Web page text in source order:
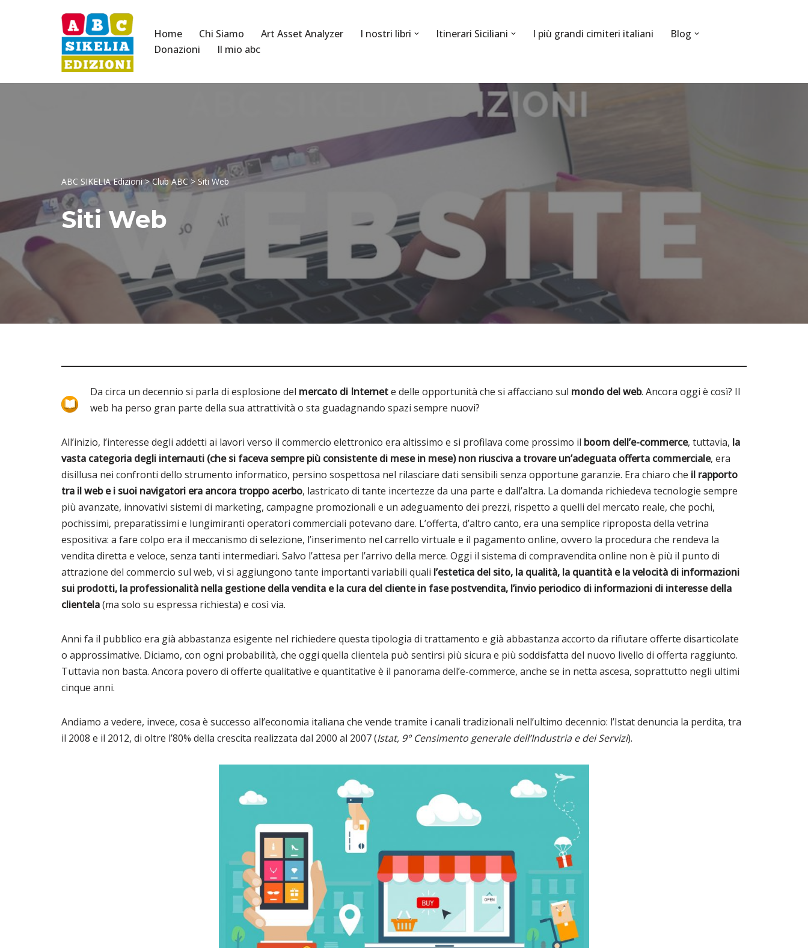
Home Chi Siamo Art Asset Analyzer I nostri libri Itinerari Siciliani I più grandi cimiteri italiani
Blog
Donazioni
Il mio abc
ABC SIKELIA Edizioni>Club ABC >Siti Web
Siti Web
Da circa un decennio si parla di esplosione del mercato di Internete delle opportunità che si affacciano sul mondo del web. Ancora oggi è così? Il
web ha perso gran parte della sua attrattività o sta guadagnando spazi sempre nuovi?
All’inizio, l’interesse degli addetti ai lavori verso il commercio elettronico era altissimo e si profilava come prossimo il boom dell’e-commerce, tuttavia, la
vasta categoria degli internauti (che si faceva sempre più consistente di mese in mese) non riusciva a trovare un’adeguata offerta commerciale, era
disillusa nei confronti dello strumento informatico, persino sospettosa nel rilasciare dati sensibili senza opportune garanzie. Era chiaro che il rapporto
tra il web e i suoi navigatori era ancora troppo acerbo, lastricato di tante incertezze da una parte e dall’altra. La domanda richiedeva tecnologie sempre
più avanzate, innovativi sistemi di marketing, campagne promozionali e un adeguamento dei prezzi, rispetto a quelli del mercato reale, che pochi,
pochissimi, preparatissimi e lungimiranti operatori commerciali potevano dare. L’offerta, d’altro canto, era una semplice riproposta della vetrina
espositiva: a fare colpo era il meccanismo di selezione, l’inserimento nel carrello virtuale e il pagamento online, ovvero la procedura che rendeva la
vendita diretta e veloce, senza tanti intermediari. Salvo l’attesa per l’arrivo della merce. Oggi il sistema di compravendita online non è più il punto di
attrazione del commercio sul web, vi si aggiungono tante importanti variabili quali l’estetica del sito, la qualità, la quantità e la velocità di informazioni
sui prodotti, la professionalità nella gestione della vendita e la cura del cliente in fase postvendita, l’invio periodico di informazioni di interesse della
clientela(ma solo su espressa richiesta) e così via.
Anni fa il pubblico era già abbastanza esigente nel richiedere questa tipologia di trattamento e già abbastanza accorto da rifiutare offerte disarticolate
o approssimative. Diciamo, con ogni probabilità, che oggi quella clientela può sentirsi più sicura e più soddisfatta del nuovo livello di offerta raggiunto.
Tuttavia non basta. Ancora povero di offerte qualitative e quantitative è il panorama dell’e-commerce, anche se in netta ascesa, soprattutto negli ultimi
cinque anni.
Andiamo a vedere, invece, cosa è successo all’economia italiana che vende tramite i canali tradizionali nell’ultimo decennio: l’Istat denuncia la perdita, tra
il 2008 e il 2012, di oltre l’80% della crescita realizzata dal 2000 al 2007 (Istat, 9° Censimento generale dell’Industria e dei Servizi).